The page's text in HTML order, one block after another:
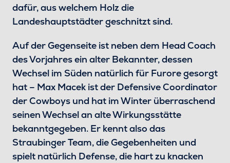
dafür, aus welchem Holz die
Landeshauptstädter geschnitzt sind.
Auf der Gegenseite ist neben dem Head Coach
des Vorjahres ein alter Bekannter, dessen
Wechsel im Süden natürlich für Furore gesorgt
hat – Max Macek ist der Defensive Coordinator
der Cowboys und hat im Winter überraschend
seinen Wechsel an alte Wirkungsstätte
bekanntgegeben. Er kennt also das
Straubinger Team, die Gegebenheiten und
spielt natürlich Defense, die hart zu knacken